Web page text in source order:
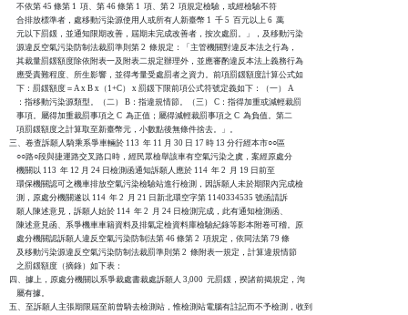
    不依第 45 條第 1  項、第 46 條第 1  項、第 2  項規定檢驗，或經檢驗不符
    合排放標準者，處移動污染源使用人或所有人新臺幣 1  千 5  百元以上 6  萬
    元以下罰鍰，並通知限期改善，屆期未完成改善者，按次處罰。」，及移動污染
    源違反空氣污染防制法裁罰準則第 2  條規定：「主管機關對違反本法之行為，
    其裁量罰鍰額度除依附表一及附表二規定辦理外，並應審酌違反本法上義務行為
    應受責難程度、所生影響，並得考量受處罰者之資力。前項罰鍰額度計算公式如
    下：罰鍰額度＝A x B x（1+C） x 罰鍰下限前項公式符號定義如下：（一） A
    ：指移動污染源類型。（二） B：指違規情節。（三） C：指得加重或減輕裁罰
    事項。屬得加重裁罰事項之 C  為正值；屬得減輕裁罰事項之 C  為負值。第二
    項罰鍰額度之計算取至新臺幣元，小數點後無條件捨去。」。
三、卷查訴願人騎乘系爭車輛於 113  年 11 月 30 日 17 時 13 分行經本市○○區
    ○○路○段與捷運路交叉路口時，經民眾檢舉該車有空氣污染之虞，案經原處分
    機關以 113  年 12 月 24 日檢測函通知訴願人應於 114  年 2  月 19 日前至
    環保機關認可之機車排放空氣污染檢驗站進行檢測，因訴願人未於期限內完成檢
    測，原處分機關遂以 114  年 2  月 21 日新北環空字第 1140334535 號函請訴
    願人陳述意見，訴願人始於 114  年 2  月 24 日檢測完成，此有通知檢測函、
    陳述意見函、系爭機車車籍資料及排氣定檢資料庫檢驗紀錄等影本附卷可稽。原
    處分機關認訴願人違反空氣污染防制法第 46 條第 2  項規定，依同法第 79 條
    及移動污染源違反空氣污染防制法裁罰準則第 2  條附表一規定，計算違規情節
    之罰鍰額度（摘錄）如下表：
四、據上，原處分機關以系爭裁處書裁處訴願人 3,000  元罰鍰，揆諸前揭規定，洵
    屬有據。
五、至訴願人主張期限屆至前曾騎去檢測站，惟檢測站電腦有註記而不予檢測，收到